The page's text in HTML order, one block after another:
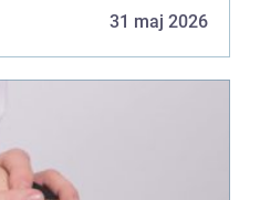
31 maj 2026